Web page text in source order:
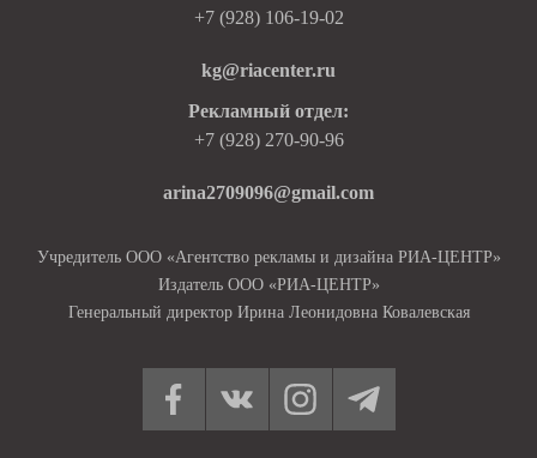
+7 (928) 106-19-02
kg@riacenter.ru
Рекламный отдел:
+7 (928) 270-90-96
arina2709096@gmail.com
Учредитель ООО «Агентство рекламы и дизайна РИА-ЦЕНТР»
Издатель ООО «РИА-ЦЕНТР»
Генеральный директор Ирина Леонидовна Ковалевская